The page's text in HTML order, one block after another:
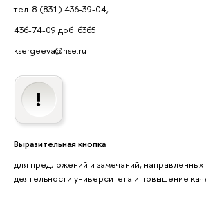
тел. 8 (831) 436-39-04,
436-74-09 доб. 6365
ksergeeva@hse.ru
Выразительная кнопка
для предложений и замечаний, направленных
деятельности университета и повышение